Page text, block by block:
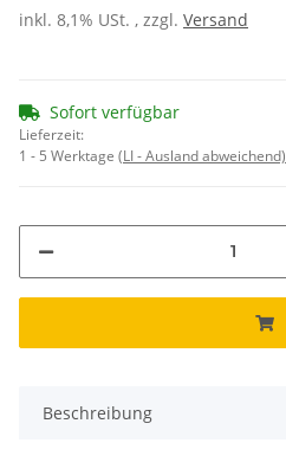
inkl. 8,1% USt. , zzgl. Versand
Sofort verfügbar
Lieferzeit:
1 - 5 Werktage (LI - Ausland abweichend)
Beschreibung